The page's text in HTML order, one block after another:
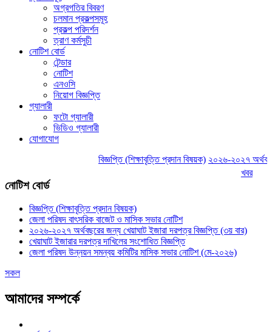
অগ্রগতির বিবরণ
চলমান প্রকল্পসমূহ
প্রকল্প পরিদর্শন
ত্রাণ কর্মসুচী
নোটিশ বোর্ড
টেন্ডার
নোটিশ
এনওসি
নিয়োগ বিজ্ঞপ্তি
গ্যালারী
ফটো গ্যালারী
ভিডিও গ্যালারী
যোগাযোগ
বিজ্ঞপ্তি (শিক্ষাবৃত্তি প্রদান বিষয়ক) ২০২৬-২০২৭ অর্থবছরের
খবর
নোটিশ বোর্ড
বিজ্ঞপ্তি (শিক্ষাবৃত্তি প্রদান বিষয়ক)
জেলা পরিষদ বাৎসরিক বাজেট ও মাসিক সভার নোটিশ
২০২৬-২০২৭ অর্থবছরের জন্য খেয়াঘাট ইজারা দরপত্র বিজ্ঞপ্তি (৩য় বার)
খেয়াঘাট ইজারার দরপত্র দাখিলের সংশোধিত বিজ্ঞপ্তি
জেলা পরিষদ উন্নয়ন সমন্বয় কমিটির মাসিক সভার নোটিশ (মে-২০২৬)
সকল
আমাদের সম্পর্কে